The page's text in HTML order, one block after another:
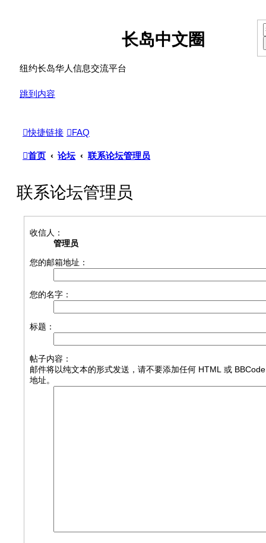
长岛中文圈
纽约长岛华人信息交流平台
跳到内容
快捷链接 FAQ
首页 论坛 联系论坛管理员
联系论坛管理员
收信人：
管理员
您的邮箱地址：
您的名字：
标题：
帖子内容：
邮件将以纯文本的形式发送，请不要添加任何 HTML 或
地址。